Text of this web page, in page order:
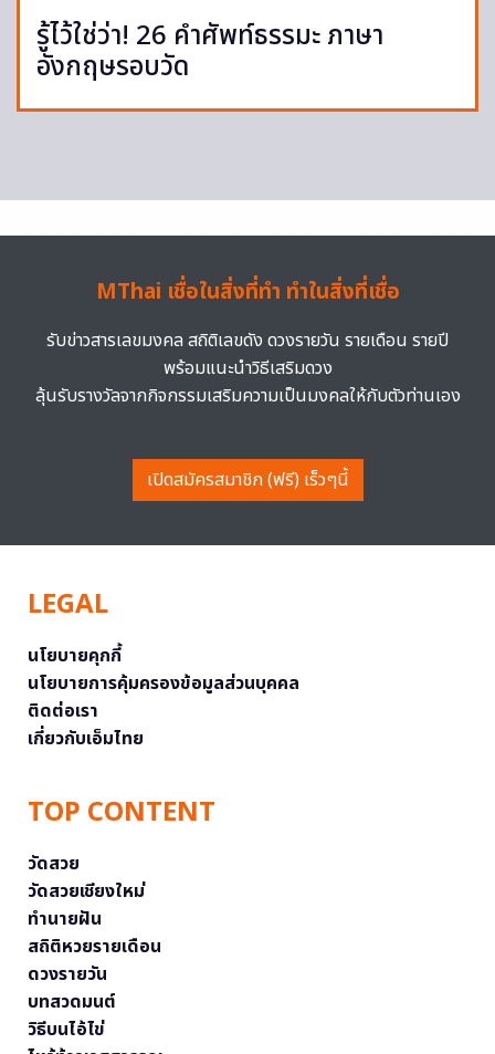
รู้ไว้ใช่ว่า! 26 คำศัพท์ธรรมะ ภาษา
อังกฤษรอบวัด
MThai เชื่อในสิ่งที่ทำ ทำในสิ่งที่เชื่อ
รับข่าวสารเลขมงคล สถิติเลขดัง ดวงรายวัน รายเดือน รายปี
พร้อมแนะนำวิธีเสริมดวง
ลุ้นรับรางวัลจากกิจกรรมเสริมความเป็นมงคลให้กับตัวท่านเอง
เปิดสมัครสมาชิก (ฟรี) เร็วๆนี้
LEGAL
นโยบายคุกกี้
นโยบายการคุ้มครองข้อมูลส่วนบุคคล
ติดต่อเรา
เกี่ยวกับเอ็มไทย
TOP CONTENT
วัดสวย
วัดสวยเชียงใหม่
ทำนายฝัน
สถิติหวยรายเดือน
ดวงรายวัน
บทสวดมนต์
วิธีบนไอ้ไข่